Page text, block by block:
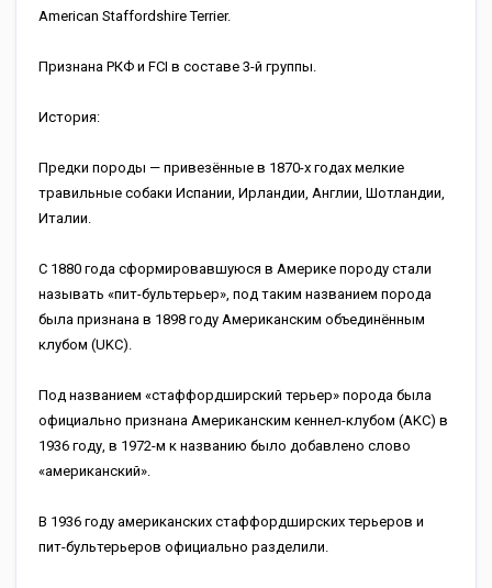
American Staffordshire Terrier.
Признана РКФ и FCI в составе 3-й группы.
История:
Предки породы — привезённые в 1870-х годах мелкие
травильные собаки Испании, Ирландии, Англии, Шотландии,
Италии.
С 1880 года сформировавшуюся в Америке породу стали
называть «пит-бультерьер», под таким названием порода
была признана в 1898 году Американским объединённым
клубом (UKC).
Под названием «стаффордширский терьер» порода была
официально признана Американским кеннел-клубом (AKC) в
1936 году, в 1972-м к названию было добавлено слово
«американский».
В 1936 году американских стаффордширских терьеров и
пит-бультерьеров официально разделили.